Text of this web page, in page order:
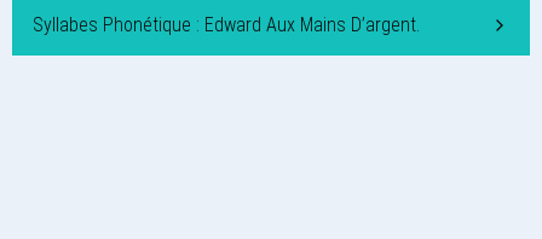
Syllabes Phonétique : Edward Aux Mains D’argent.